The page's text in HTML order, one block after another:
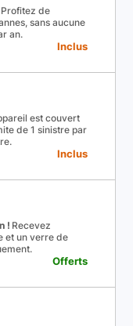
Profitez de
sans aucune
an.
Inclus
est couvert
de 1 sinistre par
Inclus
! Recevez
et un verre de
Offerts